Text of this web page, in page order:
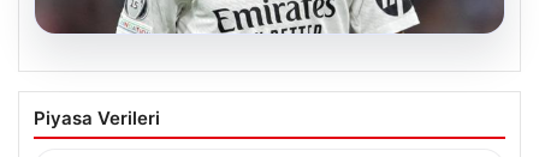
04.08.2026
Beşiktaş’ta Salah Sonrası Yüksek Hızlı
Transfer Hamlesi: Real Madrid’in Yıldızı
Piyasa Verileri